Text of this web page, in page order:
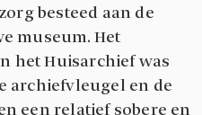
besteed aan de
museum. Het
het Huisarchief was
archiefvleugel en de
een relatief sobere en